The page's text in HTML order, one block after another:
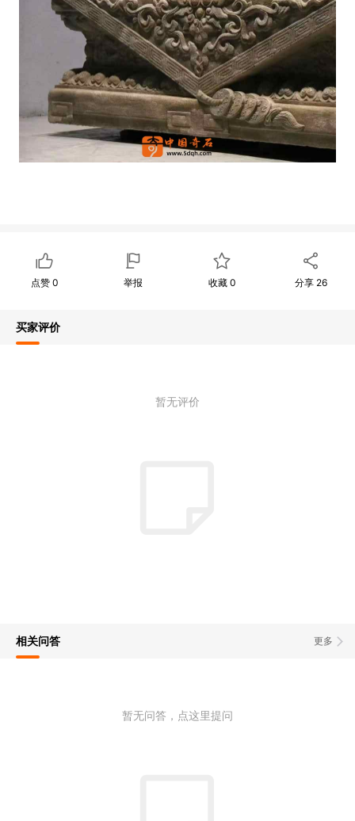
点赞 0 举报 收藏 0 分享 26
买家评价
暂无评价
更多
相关问答
暂无问答，点这里提问